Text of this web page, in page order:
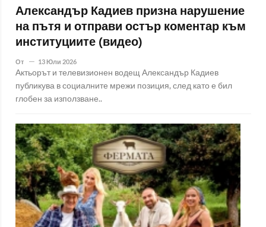
Александър Кадиев призна нарушение
на пътя и отправи остър коментар към
институциите (видео)
От 13 Юли 2026
Актьорът и телевизионен водещ Александър Кадиев
публикува в социалните мрежи позиция, след като е бил
глобен за използване..